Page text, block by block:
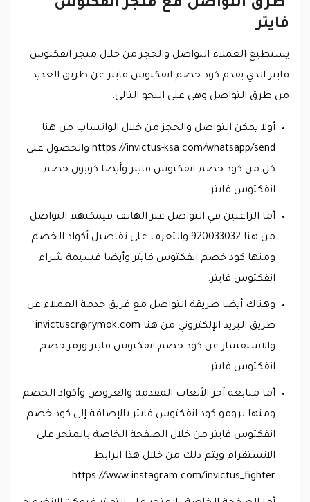
طرق التواصل مع متجر انفكتوس
فايتر
يستطيع العملاء التواصل والحجز من خلال متجر انفكتوس
فايتر الذي يقدم كود خصم انفكتوس فايتر عن طريق العديد
من طرق التواصل وهي على النحو التالي:
أولا يمكن التواصل والحجز من خلال الواتساب من هنا
https://invictus-ksa.com/whatsapp/send والحصول على
كل من كود خصم انفكتوس فايتر وأيضا كوبون خصم
انفكتوس فايتر.
أما الراغبين في التواصل عبر الهاتف فيمكنهم التواصل
من هنا 920033032 والتعرف على تفاصيل أكواد الخصم
ومنها كود خصم انفكتوس فايتر وأيضا قسيمة شراء
انفكتوس فايتر.
وهناك أيضا طريقة التواصل مع فريق خدمة العملاء عن
طريق البريد الإلكتروني من هنا invictuscr@rymok.com
والاستفسار عن كود خصم انفكتوس فايتر ورمز خصم
انفكتوس فايتر.
أما متابعة آخر الألعاب المقدمة والعروض وأكواد الخصم
ومنها برومو كود انفكتوس فايتر بالإضافة إلى كود خصم
انفكتوس فايتر من خلال الصفحة الخاصة بالمتجر على
الانستقرام ويتم ذلك من خلال هذا الرابط
https://www.instagram.com/invictus_fighter